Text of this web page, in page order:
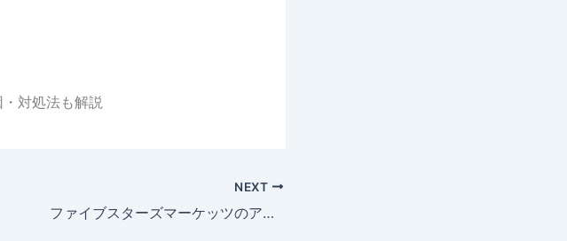
対処法も解説
NEXT
ファイブスターズマーケッツのアプリのダウンロード方法！使い方や注意点を解説